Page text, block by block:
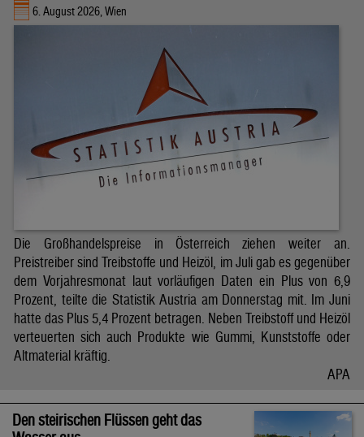
6. August 2026, Wien
Die Großhandelspreise in Österreich ziehen weiter an.
Preistreiber sind Treibstoffe und Heizöl, im Juli gab es gegenüber
dem Vorjahresmonat laut vorläufigen Daten ein Plus von 6,9
Prozent, teilte die Statistik Austria am Donnerstag mit. Im Juni
hatte das Plus 5,4 Prozent betragen. Neben Treibstoff und Heizöl
verteuerten sich auch Produkte wie Gummi, Kunststoffe oder
Altmaterial kräftig.
APA
Den steirischen Flüssen geht das